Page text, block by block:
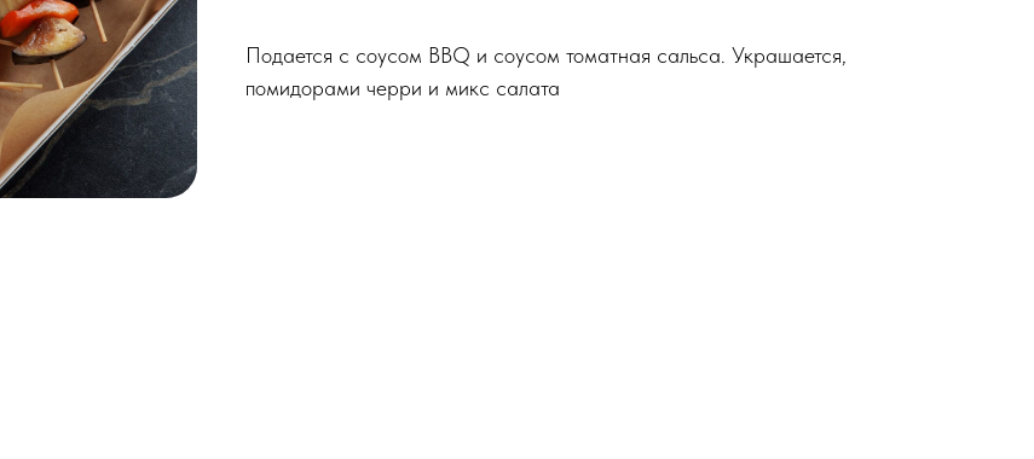
Подается с соусом BBQ и соусом томатная сальса. Украшается,
помидорами черри и микс салата